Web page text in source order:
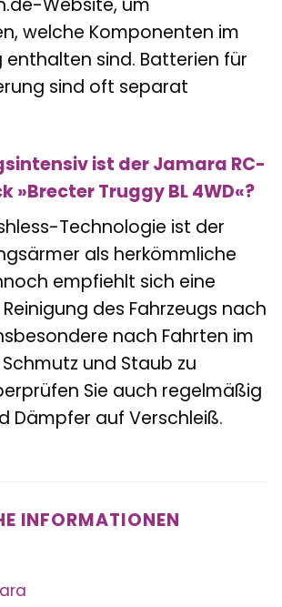
welche Komponenten im
enthalten sind. Batterien für
sind oft separat
ist der Jamara RC-
»Brecter Truggy BL 4WD«?
Technologie ist der
als herkömmliche
empfiehlt sich eine
des Fahrzeugs nach
nach Fahrten im
und Staub zu
Sie auch regelmäßig
Dämpfer auf Verschleiß.
INFORMATIONEN